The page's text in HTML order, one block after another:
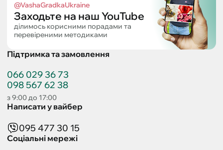
@VashaGradkaUkraine
Заходьте на наш YouTube
ділимось корисними порадами та
перевіреними методиками
Підтримка та замовлення
066 029 36 73
098 567 62 38
з 9:00 до 17:00
Написати у вайбер
095 477 30 15
Соціальні мережі